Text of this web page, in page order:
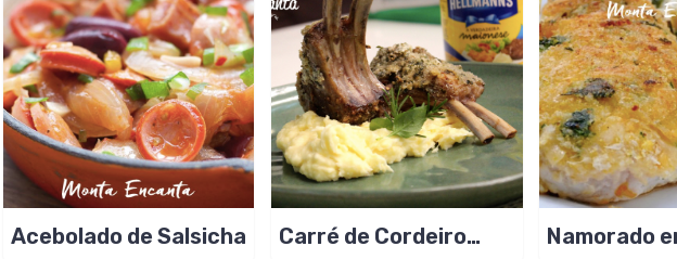
Acebolado de Salsicha
Carré de Cordeiro
Namorado